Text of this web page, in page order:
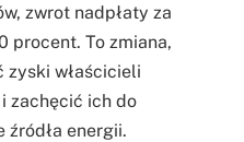
zwrot nadpłaty za
procent. To zmiana,
zyski właścicieli
zachęcić ich do
źródła energii.